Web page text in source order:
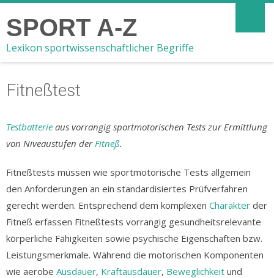
SPORT A-Z
Lexikon sportwissenschaftlicher Begriffe
Fitneßtest
Testbatterie aus vorrangig sportmotorischen Tests zur Ermittlung
von Niveaustufen derFitneß.
Fitneßtests müssen wie sportmotorische Tests allgemein
den Anforderungen an ein standardisiertes Prüfverfahren
gerecht werden. Entsprechend dem komplexen Charakter der
Fitneß erfassen Fitneßtests vorrangig gesundheitsrelevante
körperliche Fähigkeiten sowie psychische Eigenschaften bzw.
Leistungsmerkmale. Während die motorischen Komponenten
wie aerobe Ausdauer, Kraftausdauer, Beweglichkeit und